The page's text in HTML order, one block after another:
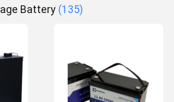
Battery (135)